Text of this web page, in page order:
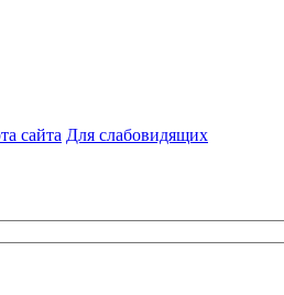
сайта Для слабовидящих